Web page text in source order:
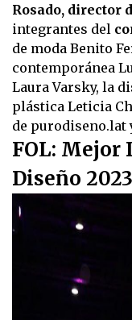
Rosado, director
integrantes del
de moda Benito
contemporánea
Laura Varsky, la
plástica Leticia
de purodiseno.lat
FOL: Mejor
Diseño 2023